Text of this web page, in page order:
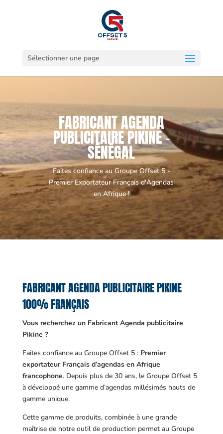
Sélectionner une page
FABRICANT AGENDA
PUBLICITAIRE PIKINE -
SÉNÉGAL
Faites confiance au Groupe Offset 5 -
Premier Exportateur Français d'Agendas
en Afrique !
FABRICANT AGENDA PUBLICITAIRE PIKINE
100% FRANÇAIS
Vous recherchez un Fabricant Agenda publicitaire
Pikine ?
Faites confiance au Groupe Offset 5 : Premier
exportateur Français d’agendas en Afrique
francophone. Depuis plus de 30 ans, le Groupe Offset 5
à développé une gamme d’agendas millésimés hauts de
gamme unique.
Cette gamme de produits, combinée à une grande
maîtrise de notre outil de production permet au Groupe